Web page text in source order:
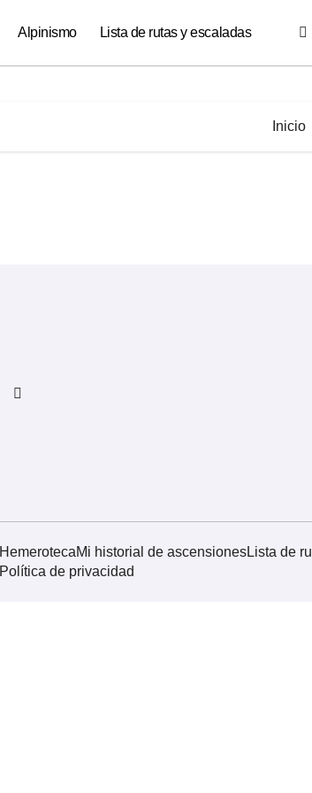
Alpinismo Lista de rutas y escaladas
Inicio
HemerotecaMi historial de ascensionesLista de
Política de privacidad